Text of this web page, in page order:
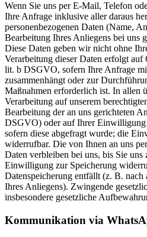
Wenn Sie uns per E-Mail, Telefon
Ihre Anfrage inklusive aller daraus
personenbezogenen Daten (Name,
Bearbeitung Ihres Anliegens bei uns
Diese Daten geben wir nicht ohne
Verarbeitung dieser Daten erfolgt
lit. b DSGVO, sofern Ihre Anfrage
zusammenhängt oder zur
Maßnahmen erforderlich ist. In allen
Verarbeitung auf unserem
Bearbeitung der an uns gerichteten
DSGVO) oder auf Ihrer
sofern diese abgefragt wurde; die
widerrufbar. Die von Ihnen an uns
Daten verbleiben bei uns, bis Sie
Einwilligung zur Speicherung
Datenspeicherung entfällt (z. B. nach
Ihres Anliegens). Zwingende
insbesondere gesetzliche
Kommunikation via